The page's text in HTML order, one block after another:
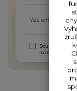
Souhlasím se
rozesílky